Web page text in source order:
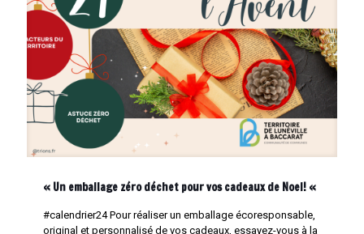
« Un emballage zéro déchet pour vos cadeaux de Noel! «
#calendrier24 Pour réaliser un emballage écoresponsable,
original et personnalisé de vos cadeaux, essayez-vous à la